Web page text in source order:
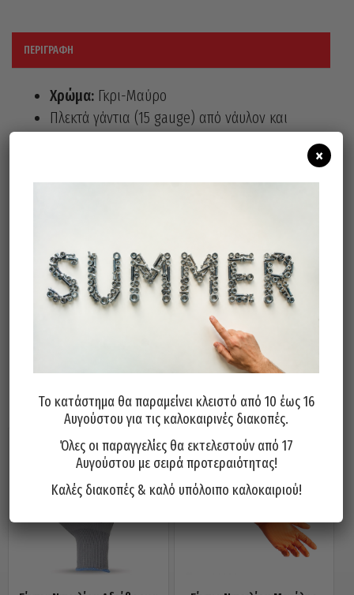
ΠΕΡΙΓΡΑΦΉ
Χρώμα: Γκρι-Μαύρο
Πλεκτά γάντια (15 gauge) από νάυλον και
στην περιοχή της παλάμης και δακτύλων.
Αντιολισθητική επιφάνεια στην παλάμη
για καλύτερο κράτημα.
Εξαιρετική αντοχή στη τριβή και πολύ
καλή αντοχή στο σκίσιμο.
Το κατάστημα θα παραμείνει κλειστό από 10 έως 16
Αυγούστου για τις καλοκαιρινές διακοπές.
Όλες οι παραγγελίες θα εκτελεστούν από 17
Αυγούστου με σειρά προτεραιότητας!
Καλές διακοπές & καλό υπόλοιπο καλοκαιριού!
×